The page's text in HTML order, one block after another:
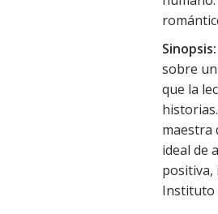
Sinopsis:
sobre
que la
maestra
ideal de
positiva,
Instituto